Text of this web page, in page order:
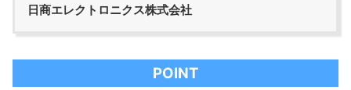
日商エレクトロニクス株式会社
POINT